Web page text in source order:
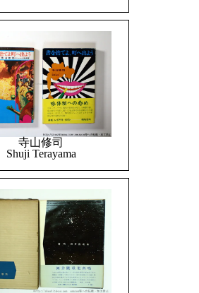
寺山修司
Shuji Terayama